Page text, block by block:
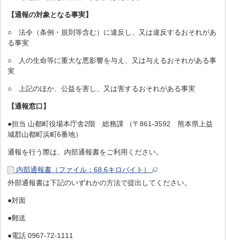
【通報の対象となる事実】
○ 法令（条例・規則等含む）に違反し、又は違反するおそれがあ
る事実
○ 人の生命等に重大な悪影響を与え、又は与えるおそれがある事
実
○ 上記のほか、公益を害し、又は害するおそれがある事実
【通報窓口】
●担当 山都町役場本庁舎2階 総務課 （〒861-3592 熊本県上益
城郡山都町浜町6番地）
通報を行う際は、内部通報書をご利用ください。
内部通報書（ファイル：68.6キロバイト）
外部通報書は下記のいずれかの方法で提出してください。
●対面
●郵送
●電話 0967-72-1111